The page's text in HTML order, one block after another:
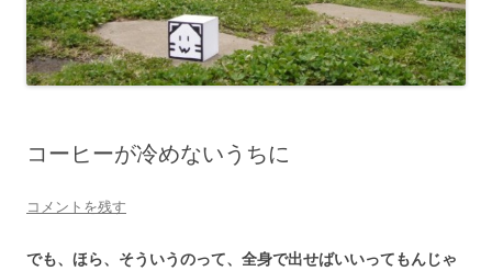
コーヒーが冷めないうちに
コメントを残す
でも、ほら、そういうのって、全身で出せばいいってもんじゃ